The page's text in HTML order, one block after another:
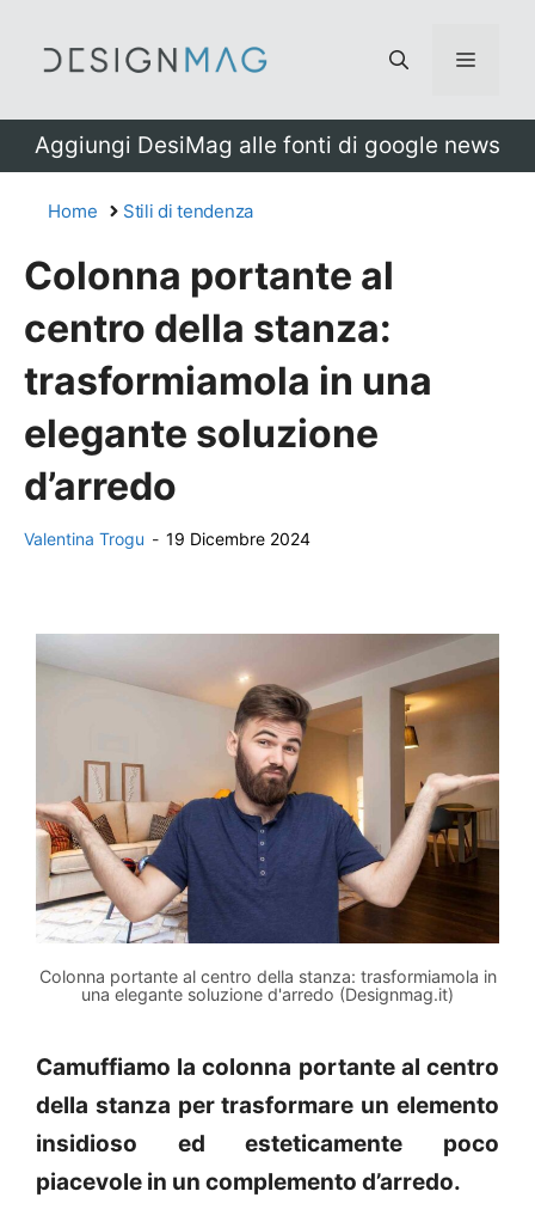
Menu
Aggiungi DesiMag alle fonti di google news
Home Stili di tendenza
Colonna portante al
centro della stanza:
trasformiamola in una
elegante soluzione
d’arredo
Valentina Trogu - 19 Dicembre 2024
Colonna portante al centro della stanza: trasformiamola in
una elegante soluzione d'arredo (Designmag.it)
Camuffiamo la colonna portante al centro
della stanza per trasformare un elemento
insidioso ed esteticamente poco
piacevole in un complemento d’arredo.